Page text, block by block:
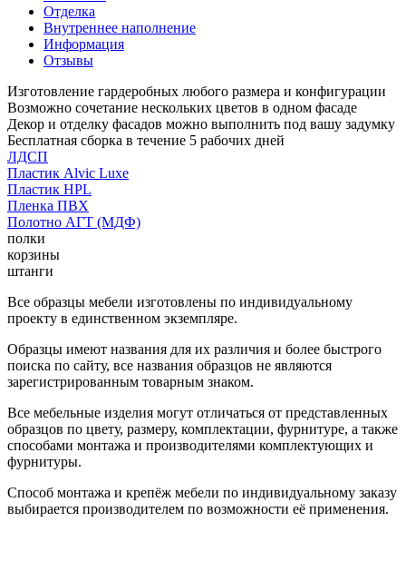
Отделка
Внутреннее наполнение
Информация
Отзывы
Изготовление гардеробных любого размера и конфигурации
Возможно сочетание нескольких цветов в одном фасаде
Декор и отделку фасадов можно выполнить под вашу задумку
Бесплатная сборка в течение 5 рабочих дней
ЛДСП
Пластик Alvic Luxe
Пластик HPL
Пленка ПВХ
Полотно АГТ (МДФ)
полки
корзины
штанги
Все образцы мебели изготовлены по индивидуальному
проекту в единственном экземпляре.
Образцы имеют названия для их различия и более быстрого
поиска по сайту, все названия образцов не являются
зарегистрированным товарным знаком.
Все мебельные изделия могут отличаться от представленных
образцов по цвету, размеру, комплектации, фурнитуре, а также
способами монтажа и производителями комплектующих и
фурнитуры.
Способ монтажа и крепёж мебели по индивидуальному заказу
выбирается производителем по возможности её применения.